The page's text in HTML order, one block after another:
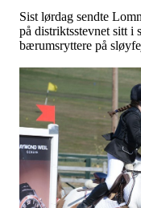
Sist lørdag sendte
på distriktsstevnet sitt i
bærumsryttere på